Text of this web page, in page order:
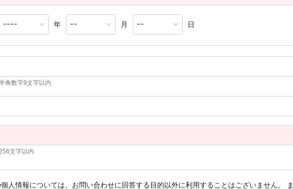
年 月 日
角数字9文字以内
文字以内
人情報については、お問い合わせに回答する目的以外に利用することはございません。 ま